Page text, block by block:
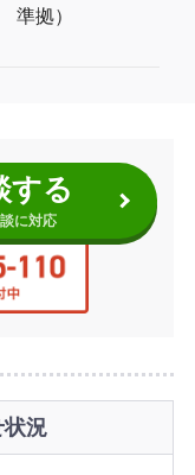
準拠）
する
に対応
状況